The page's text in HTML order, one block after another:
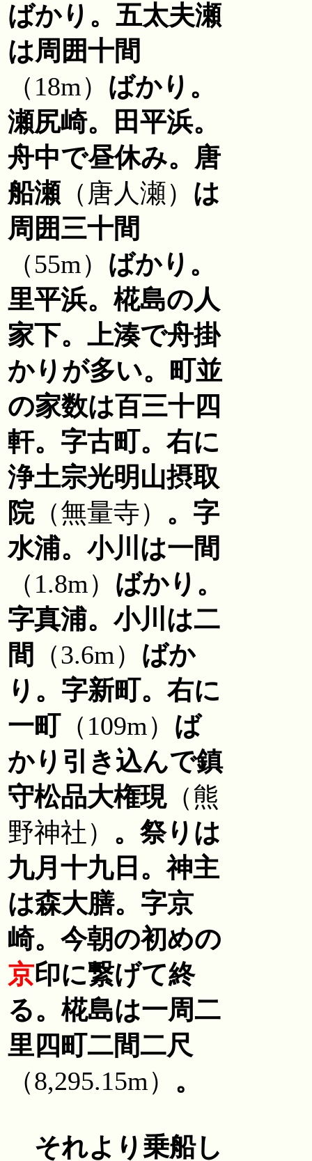
ばかり。五太夫瀬
は周囲十間
（18m） ばかり。
瀬尻崎。田平浜。
舟中で昼休み。唐
船瀬 （唐人瀬） は
周囲三十間
（55m） ばかり。
里平浜。椛島の人
家下。上湊で舟掛
かりが多い。町並
の家数は百三十四
軒。字古町。右に
浄土宗光明山摂取
院（無量寺） 。字
水浦。小川は一間
（1.8m） ばかり。
字真浦。小川は二
間
（3.6m） ばか
り。字新町。右に
一町（109m） ば
かり引き込んで鎮
守松品大権現（熊
野神社） 。祭りは
九月十九日。神主
は森大膳。字京
崎。今朝の初めの
京印に繋げて終
る。椛島は一周二
里四町二間二尺
（8,295.15m） 。
それより乗船し